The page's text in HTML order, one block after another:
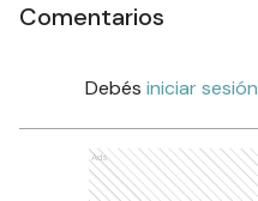
Comentarios
Debés iniciar sesión
Ads